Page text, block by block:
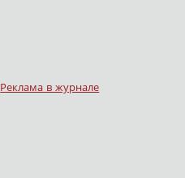
Реклама в журнале